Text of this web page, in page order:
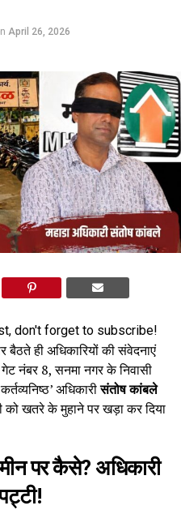
April 26, 2026
don't forget to subscribe!
बैठते ही अधिकारियों की संवेदनाएं
नंबर 8, सनमा नगर के निवासी
अधिकारीसंतोष कांबले
को खतरे के मुहाने पर खड़ा कर दिया
पर कैसे? अधिकारी